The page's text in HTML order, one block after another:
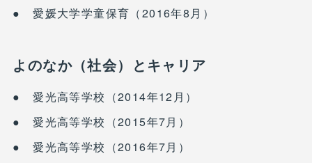
● 愛媛大学学童保育（2016年8月）
よのなか（社会）とキャリア
● 愛光高等学校（2014年12月）
● 愛光高等学校（2015年7月）
● 愛光高等学校（2016年7月）